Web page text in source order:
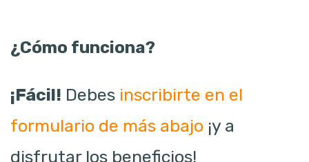
¿Cómo funciona?
¡Fácil! Debes inscribirte en el
formulario de más abajo ¡y a
disfrutar los beneficios!